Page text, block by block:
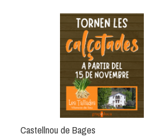
Castellnou de Bages